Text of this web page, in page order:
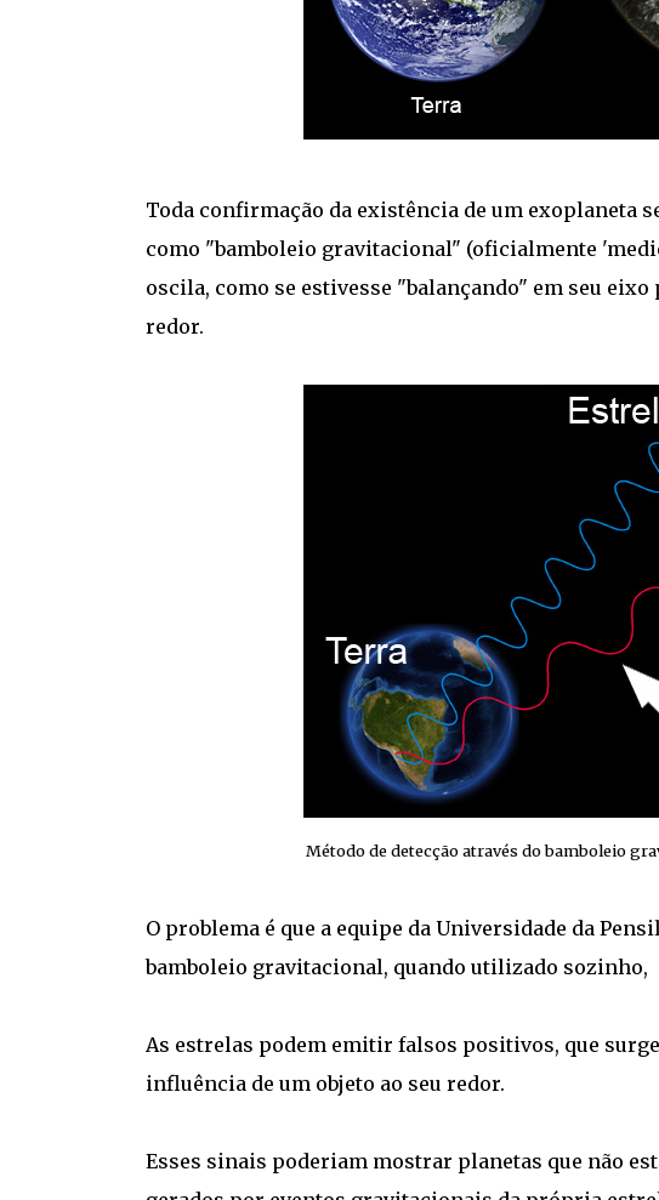
Toda confirmação da existência de um exoplaneta
como "bamboleio gravitacional" (oficialmente
oscila, como se estivesse "balançando" em seu
redor.
Método de detecção através do bamboleio
O problema é que a equipe da Universidade da
bamboleio gravitacional, quando utilizado sozinho,
As estrelas podem emitir falsos positivos, que
influência de um objeto ao seu redor.
Esses sinais poderiam mostrar planetas que não